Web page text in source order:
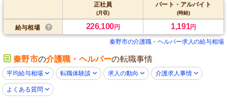
正社員
(月収)
パート・アルバイト
(時給)
給与相場 226,100円 1,191円
秦野市の介護職・ヘルパー求人の給与相場
秦野市の介護職・ヘルパーの転職事情
平均給与相場 転職体験談 求人の動向 介護求人事情
よくある質問